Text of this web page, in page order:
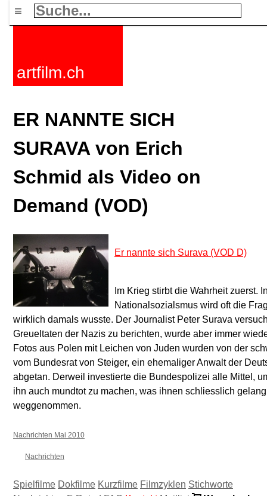
≡
artfilm.ch
ER NANNTE SICH
SURAVA von Erich
Schmid als Video on
Demand (VOD)
Er nannte sich Surava (VOD D)
Im Krieg stirbt die Wahrheit zuerst.
Nationalsozialsmus wird oft die
wirklich damals wusste. Der Journalist Peter Surava
Greueltaten der Nazis zu berichten, wurde aber immer
Fotos aus Polen mit Leichen von Juden wurden von der
vom Bundesrat von Steiger, ein ehemaliger Anwalt der
abgetan. Derweil investierte die Bundespolizei alle Mittel,
ihn auch mundtot zu machen, was ihnen schliesslich
weggenommen.
Nachrichten Mai 2010
Nachrichten
Spielfilme Dokfilme Kurzfilme Filmzyklen Stichworte